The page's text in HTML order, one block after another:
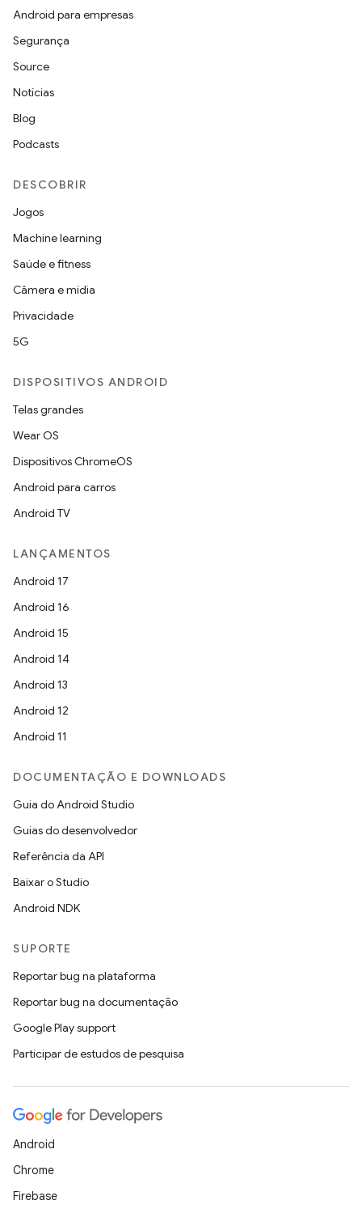
Android para empresas
Segurança
Source
Notícias
Blog
Podcasts
DESCOBRIR
Jogos
Machine learning
Saúde e fitness
Câmera e mídia
Privacidade
5G
DISPOSITIVOS ANDROID
Telas grandes
Wear OS
Dispositivos ChromeOS
Android para carros
Android TV
LANÇAMENTOS
Android 17
Android 16
Android 15
Android 14
Android 13
Android 12
Android 11
DOCUMENTAÇÃO E DOWNLOADS
Guia do Android Studio
Guias do desenvolvedor
Referência da API
Baixar o Studio
Android NDK
SUPORTE
Reportar bug na plataforma
Reportar bug na documentação
Google Play support
Participar de estudos de pesquisa
Android
Chrome
Firebase